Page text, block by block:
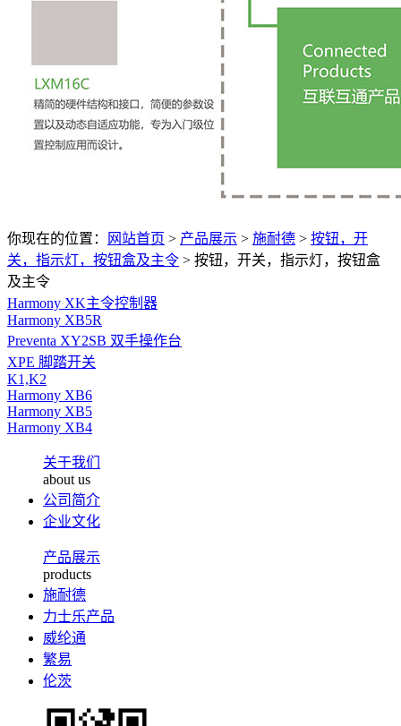
你现在的位置： 网站首页 > 产品展示 > 施耐德 > 按钮，开
关，指示灯，按钮盒及主令 > 按钮，开关，指示灯，按钮盒
及主令
Harmony XK主令控制器
Harmony XB5R
Preventa XY2SB 双手操作台
XPE 脚踏开关
K1,K2
Harmony XB6
Harmony XB5
Harmony XB4
关于我们
about us
公司简介
企业文化
产品展示
products
施耐德
力士乐产品
威纶通
繁易
伦茨